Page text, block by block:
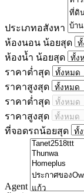
ประเภทอสังหา
ห้องนอน น้อยสุด
ห้องน้ำ น้อยสุด
ราคาต่ำสุด
ราคาสูงสุด
ราคาต่ำสุด
ราคาสูงสุด
ที่จอดรถน้อยสุด
Agent